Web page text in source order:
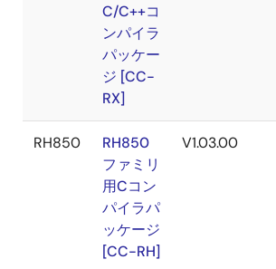
C/C++コ
ンパイラ
パッケー
ジ [CC-
RX]
RH850
RH850
ファミリ
用Cコン
パイラパ
ッケージ
[CC-RH]
V1.03.00